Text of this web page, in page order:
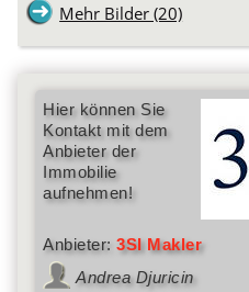
Mehr Bilder (20)
Hier können Sie
Kontakt mit dem
Anbieter der
Immobilie
aufnehmen!
Anbieter:3SI Makler
Andrea Djuricin